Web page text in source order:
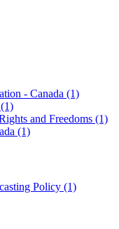
- Canada (1)
(1)
and Freedoms (1)
(1)
Policy (1)